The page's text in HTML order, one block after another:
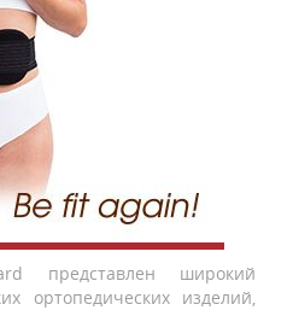
представлен широкий
ортопедических изделий,